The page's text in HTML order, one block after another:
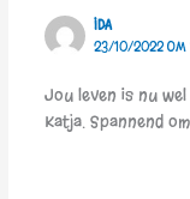
IDA
23/10/2022 OM
Jou leven is nu
Katja. Spannend